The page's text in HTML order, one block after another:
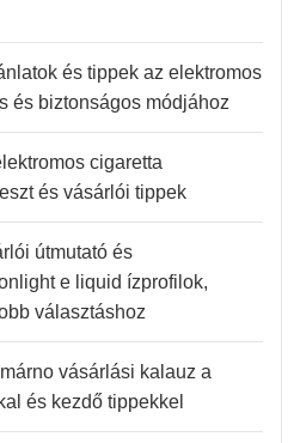
és tippek az elektromos
és biztonságos módjához
cigaretta
és vásárlói tippek
útmutató és
e liquid ízprofilok,
választáshoz
vásárlási kalauz a
és kezdő tippekkel